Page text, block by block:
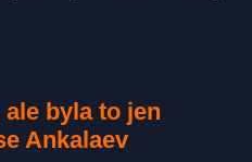
byla to jen
Ankalaev